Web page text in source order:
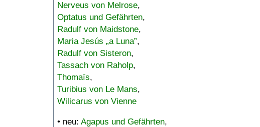
Nerveus von Melrose,
Optatus und Gefährten,
Radulf von Maidstone,
Maria Jesús „a Luna”,
Radulf von Sisteron,
Tassach von Raholp,
Thomaïs,
Turibius von Le Mans,
Wilicarus von Vienne
• neu: Agapus und Gefährten,